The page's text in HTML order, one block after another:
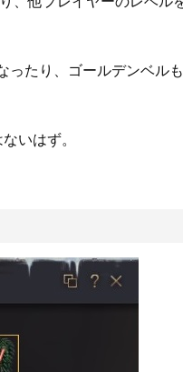
ったり、ゴールデンベル
いはず。